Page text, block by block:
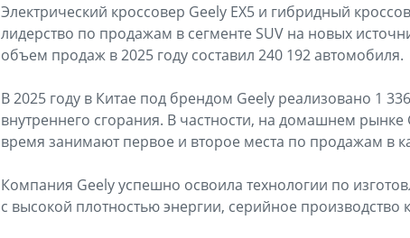
Электрический кроссовер Geely EX5 и гибридный
лидерство по продажам в сегменте SUV на новых
объем продаж в 2025 году составил 240 192 автомобиля.
В 2025 году в Китае под брендом Geely реализовано 1
внутреннего сгорания. В частности, на домашнем
время занимают первое и второе места по продажам в
Компания Geely успешно освоила технологии по
с высокой плотностью энергии, серийное производство